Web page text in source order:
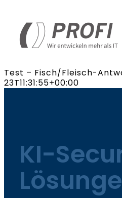
springen
Test – Fisch/Fleisch-
23T11:31:55+00:00
KI-